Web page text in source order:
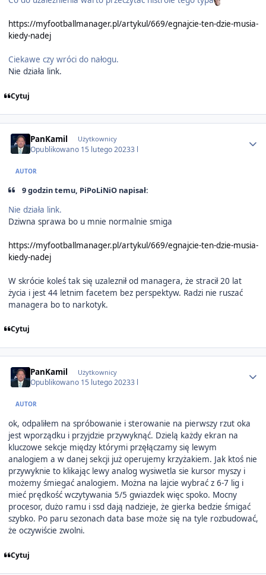
https://myfootballmanager.pl/artykul/669/egnajcie-ten-dzie-musia-
kiedy-nadej
Ciekawe czy wróci do nałogu.
Nie działa link.
Cytuj
PanKamil Użytkownicy
Opublikowano 15 lutego 20233 l
AUTOR
9 godzin temu, PiPoLiNiO napisał:
Nie działa link.
Dziwna sprawa bo u mnie normalnie smiga
https://myfootballmanager.pl/artykul/669/egnajcie-ten-dzie-musia-
kiedy-nadej
W skrócie koleś tak się uzaleznił od managera, że stracił 20 lat
życia i jest 44 letnim facetem bez perspektyw. Radzi nie ruszać
managera bo to narkotyk.
Cytuj
PanKamil Użytkownicy
Opublikowano 15 lutego 20233 l
AUTOR
ok, odpaliłem na spróbowanie i sterowanie na pierwszy rzut oka
jest wporządku i przyjdzie przywyknąć. Dzielą każdy ekran na
kluczowe sekcje między którymi przęłączamy się lewym
analogiem a w danej sekcji już operujemy krzyżakiem. Jak ktoś nie
przywyknie to klikając lewy analog wysiwetla sie kursor myszy i
możemy śmiegać analogiem. Można na lajcie wybrać z 6-7 lig i
mieć prędkość wczytywania 5/5 gwiazdek więc spoko. Mocny
procesor, dużo ramu i ssd dają nadzieje, że gierka bedzie śmigać
szybko. Po paru sezonach data base może się na tyle rozbudować,
że oczywiście zwolni.
Cytuj